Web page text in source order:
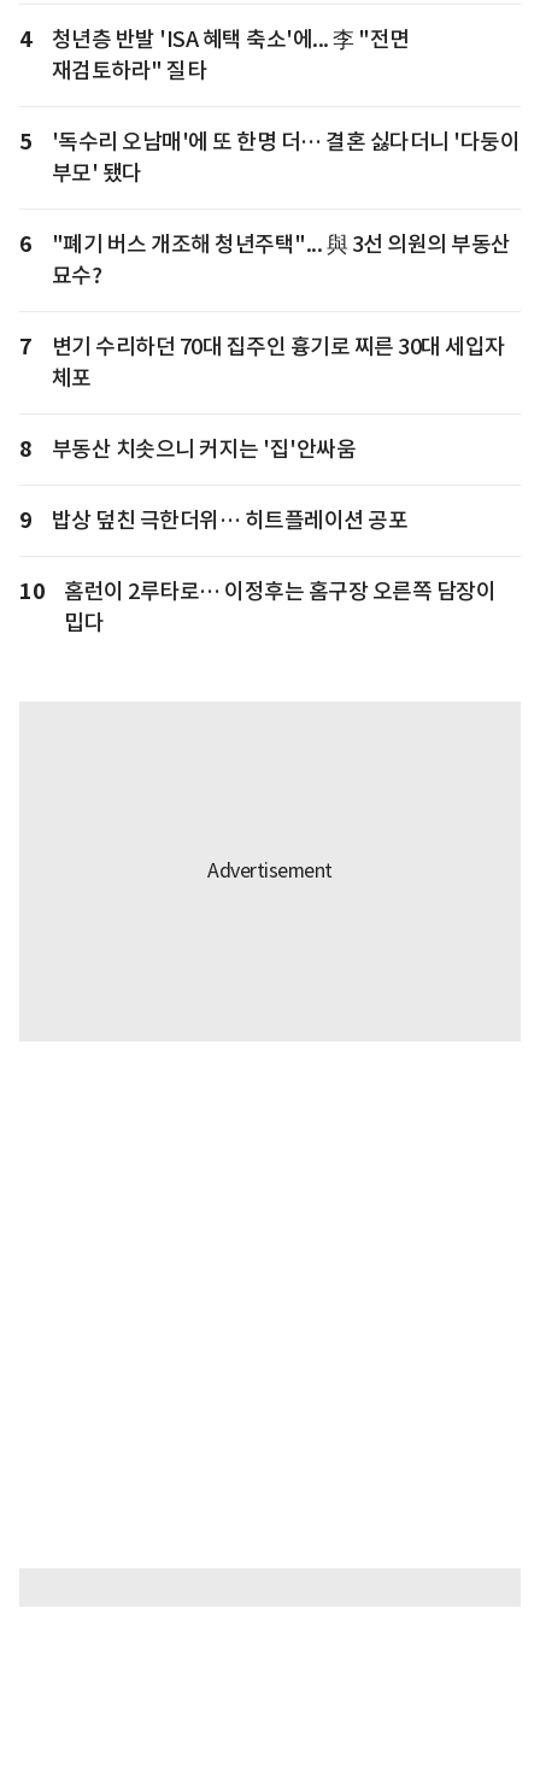
4
청년층 반발 'ISA 혜택 축소'에... 李 "전면
재검토하라" 질타
5
'독수리 오남매'에 또 한명 더… 결혼 싫다더니 '다둥이
부모' 됐다
6
"폐기 버스 개조해 청년주택"... 與 3선 의원의 부동산
묘수?
7
변기 수리하던 70대 집주인 흉기로 찌른 30대 세입자
체포
8 부동산 치솟으니 커지는 '집'안싸움
9 밥상 덮친 극한더위… 히트플레이션 공포
10
홈런이 2루타로… 이정후는 홈구장 오른쪽 담장이
밉다